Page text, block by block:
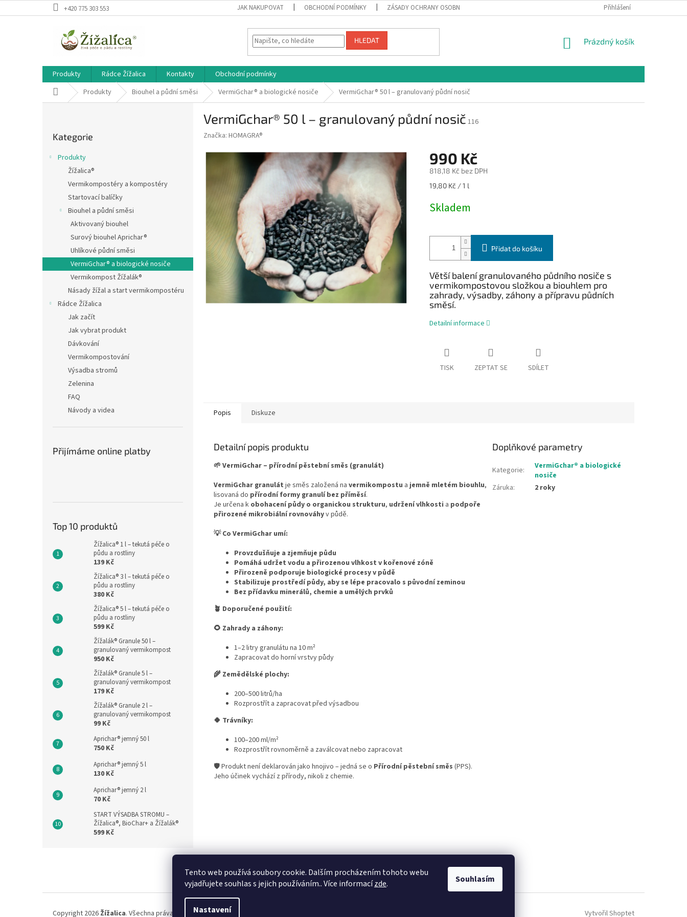
Tento web používá soubory cookie. Dalším procházením tohoto webu
vyjadřujete souhlas s jejich používáním.. Více informacízde.
Nastavení
Souhlasím
na
+420 775 303 553 JAK NAKUPOVAT OBCHODNÍ PODMÍNKY ZÁSADY OCHRANY OSOBNÍCH ÚDAJŮ Přihlášení
HLEDAT
NÁKUPNÍ
Prázdný košík
Produkty Rádce Žížalica Kontakty
Obchodní podmínky
Domů Produkty Biouhel a půdní směsi VermiGchar® a biologické nosiče VermiGchar® 50 l – granulovaný půdní nosič
l
kategorie
Kategorie
Produkty
Žížalica®
Vermikompostéry a kompostéry
Startovací balíčky
Biouhel a půdní směsi
Aktivovaný biouhel
Surový biouhel Aprichar®
Uhlíkové půdní směsi
VermiGchar® a biologické nosiče
Vermikompost Žížalák®
Násady žížal a start vermikompostéru
Rádce Žížalica
Jak začít
Jak vybrat produkt
Dávkování
Vermikompostování
Výsadba stromů
Zelenina
FAQ
Návody a videa
Přijímáme online platby
Top 10 produktů
Žížalica® 1 l – tekutá péče o
půdu a rostliny
139 Kč
Žížalica® 3 l – tekutá péče o
půdu a rostliny
380 Kč
Žížalica® 5 l – tekutá péče o
půdu a rostliny
599 Kč
Žížalák® Granule 50 l –
granulovaný vermikompost
950 Kč
Žížalák® Granule 5 l –
granulovaný vermikompost
179 Kč
Žížalák® Granule 2 l –
granulovaný vermikompost
99 Kč
Aprichar® jemný 50 l
750 Kč
Aprichar® jemný 5 l
130 Kč
Aprichar® jemný 2 l
70 Kč
START VÝSADBA STROMU –
Žížalica®, BioChar+ a Žížalák®
599 Kč
VermiGchar® 50 l – granulovaný půdní nosič 116
Značka: HOMAGRA®
990 Kč
818,18 Kč bez DPH
Měrná
19,80 Kč / 1 l
Skladem
Přidat do košíku
Větší balení granulovaného půdního nosiče s
vermikompostovou složkou a biouhlem pro
zahrady, výsadby, záhony a přípravu půdních
směsí.
Detailní informace
TISK ZEPTAT SE SDÍLET
Popis Diskuze
Detailní popis produktu
🌱 VermiGchar – přírodní pěstební směs (granulát)
VermiGchar granulát je směs založená na vermikompostu ajemně mletém biouhlu,
lisovaná do přírodní formy granulí bez příměsí.
Je určena k obohacení půdy o organickou strukturu, udržení vlhkosti a podpoře
přirozené mikrobiální rovnováhyv půdě.
💡Co VermiGchar umí:
Provzdušňuje a zjemňuje půdu
Pomáhá udržet vodu a přirozenou vlhkost v kořenové zóně
Přirozeně podporuje biologické procesy v půdě
Stabilizuje prostředí půdy, aby se lépe pracovalo s původní zeminou
Bez přídavku minerálů, chemie a umělých prvků
🪴 Doporučené použití:
🌻 Zahrady a záhony:
1–2 litry granulátu na 10 m²
Zapracovat do horní vrstvy půdy
🌾 Zemědělské plochy:
200–500 litrů/ha
Rozprostřít a zapracovat před výsadbou
🍀 Trávníky:
100–200 ml/m²
Rozprostřít rovnoměrně a zaválcovat nebo zapracovat
🛡️ Produkt není deklarován jako hnojivo – jedná se o Přírodní pěstební směs (PPS).
Jeho účinek vychází z přírody, nikoli z chemie.
Doplňkové parametry
Kategorie:
VermiGchar® a biologické
nosiče
Záruka: 2 roky
Vytvořil Shoptet
Copyright 2026 Žížalica. Všechna práva vyhrazena.